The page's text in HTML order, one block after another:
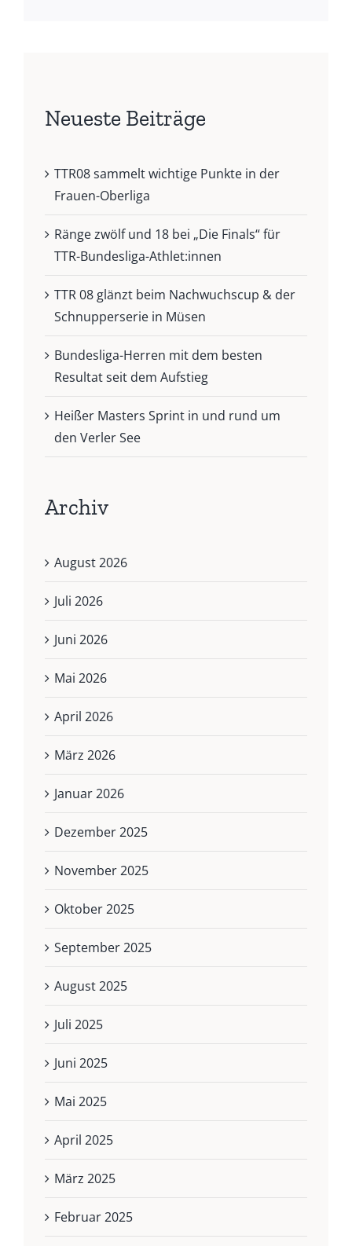
Neueste Beiträge
TTR08 sammelt wichtige Punkte in der
Frauen-Oberliga
Ränge zwölf und 18 bei „Die Finals“ für
TTR-Bundesliga-Athlet:innen
TTR 08 glänzt beim Nachwuchscup & der
Schnupperserie in Müsen
Bundesliga-Herren mit dem besten
Resultat seit dem Aufstieg
Heißer Masters Sprint in und rund um
den Verler See
Archiv
August 2026
Juli 2026
Juni 2026
Mai 2026
April 2026
März 2026
Januar 2026
Dezember 2025
November 2025
Oktober 2025
September 2025
August 2025
Juli 2025
Juni 2025
Mai 2025
April 2025
März 2025
Februar 2025